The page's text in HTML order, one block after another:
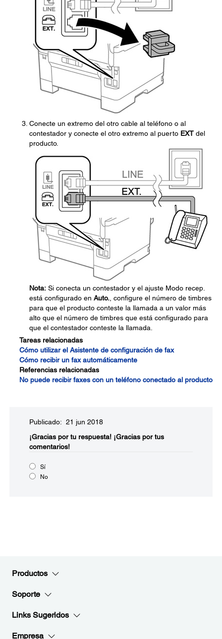
Conecte un extremo del otro cable al teléfono o al
contestador y conecte el otro extremo al puerto EXT del
producto.
Nota: Si conecta un contestador y el ajuste Modo recep.
está configurado en Auto. , configure el número de timbres
para que el producto conteste la llamada a un valor más
alto que el número de timbres que está configurado para
que el contestador conteste la llamada.
Tareas relacionadas
Cómo utilizar el Asistente de configuración de fax
Cómo recibir un fax automáticamente
Referencias relacionadas
No puede recibir faxes con un teléfono conectado al producto
Publicado: 21 jun 2018
¡Gracias por tu respuesta! ¡Gracias por tus
comentarios!
Sí
No
Productos
Soporte
Links Sugeridos
Empresa